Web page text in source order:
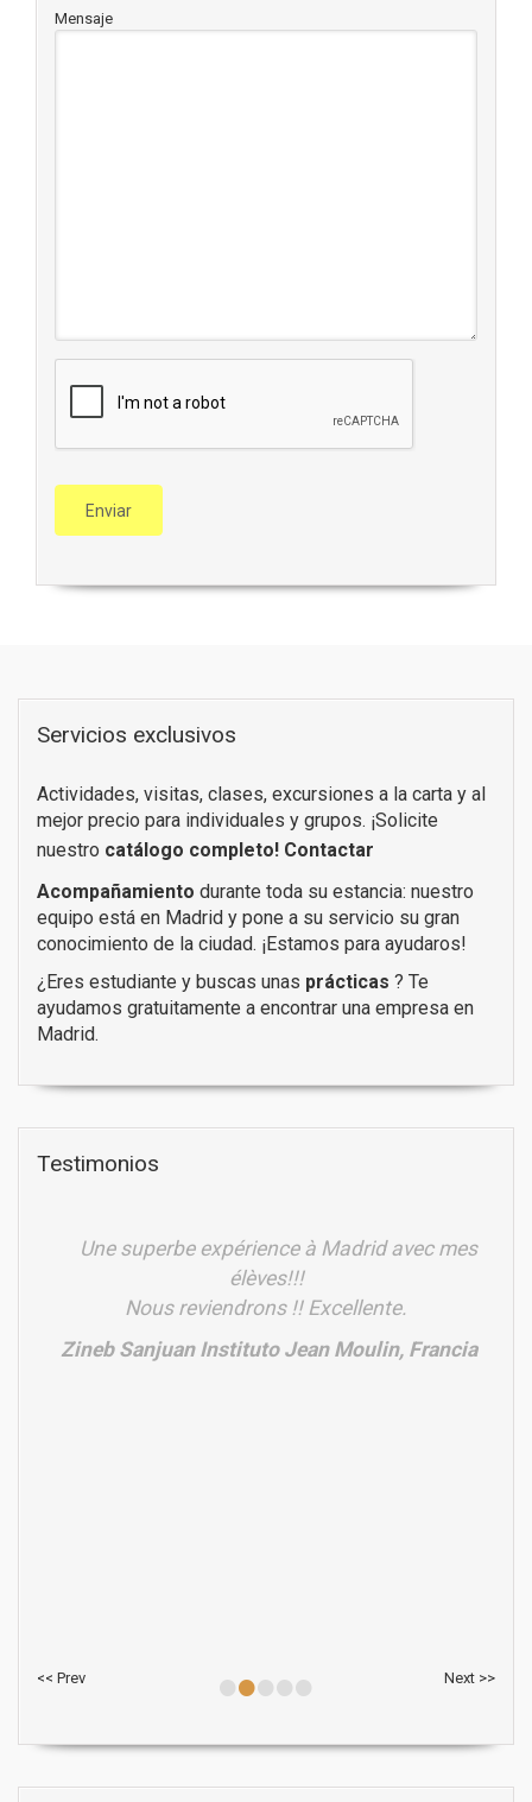
Mensaje
Servicios exclusivos
Actividades, visitas, clases, excursiones a la carta y al
mejor precio para individuales y grupos. ¡Solicite
nuestro catálogo completo! Contactar
Acompañamiento durante toda su estancia: nuestro
equipo está en Madrid y pone a su servicio su gran
conocimiento de la ciudad. ¡Estamos para ayudaros!
¿Eres estudiante y buscas unas prácticas ? Te
ayudamos gratuitamente a encontrar una empresa en
Madrid.
Testimonios
Une superbe expérience à Madrid avec mes
élèves!!!
Nous reviendrons !! Excellente.
Zineb Sanjuan Instituto Jean Moulin, Francia
<< Prev ••••• Next >>